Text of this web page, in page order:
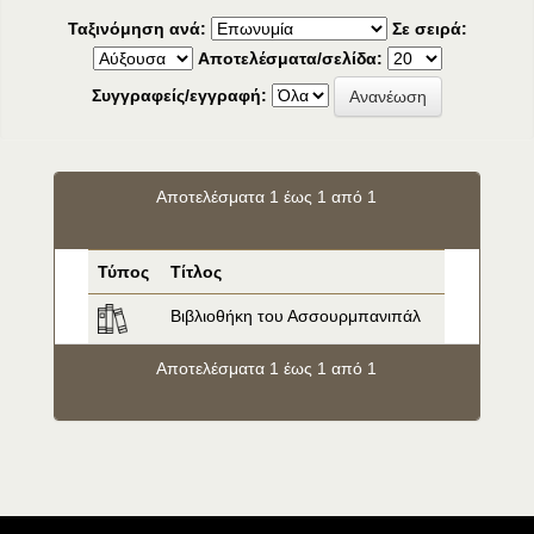
Ταξινόμηση ανά:
Σε σειρά:
Αποτελέσματα/σελίδα:
Συγγραφείς/εγγραφή:
Αποτελέσματα 1 έως 1 από 1
Τύπος Τίτλος
Βιβλιοθήκη του Ασσουρμπανιπάλ
Αποτελέσματα 1 έως 1 από 1